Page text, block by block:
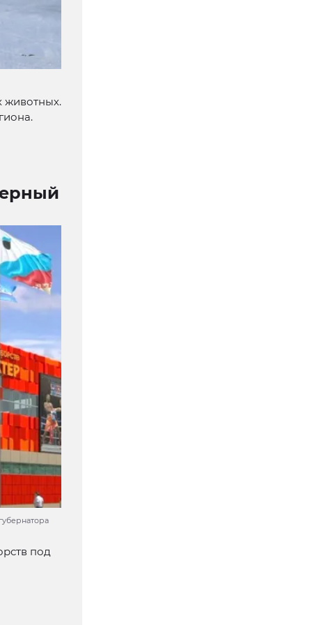
животных.
под